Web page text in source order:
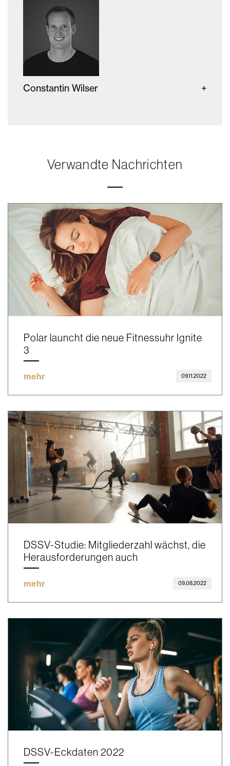
Constantin Wilser
Verwandte Nachrichten
Polar launcht die neue Fitnessuhr Ignite
3
mehr 09.11.2022
DSSV-Studie: Mitgliederzahl wächst, die
Herausforderungen auch
mehr 09.08.2022
DSSV-Eckdaten 2022